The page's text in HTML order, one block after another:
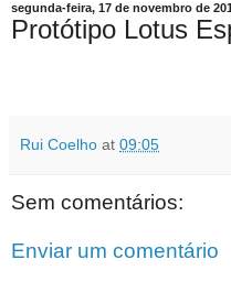
segunda-feira, 17 de novembro de
Protótipo Lotus
Rui Coelho at 09:05
Sem comentários:
Enviar um comentário